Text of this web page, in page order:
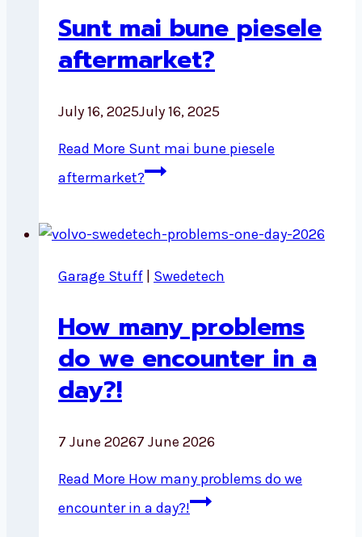
Sunt mai bune piesele
aftermarket?
July 16, 2025July 16, 2025
Read More Sunt mai bune piesele
aftermarket?
Garage Stuff Swedetech
How many problems
do we encounter in a
day?!
7 June 20267 June 2026
Read More How many problems do we
encounter in a day?!